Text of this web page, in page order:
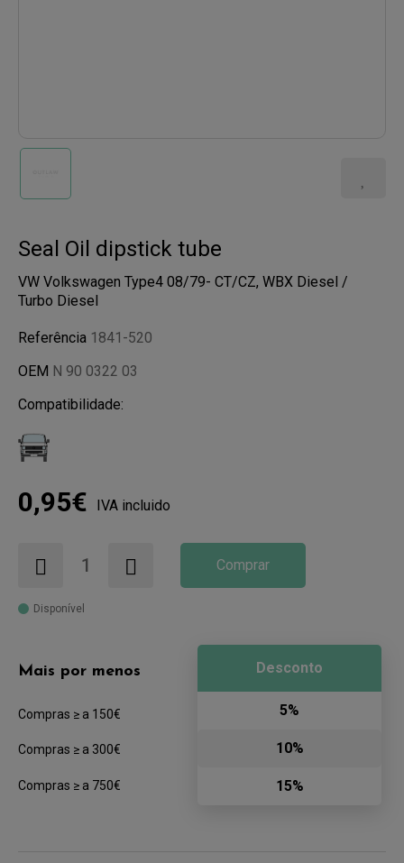
Seal Oil dipstick tube
VW Volkswagen Type4 08/79- CT/CZ, WBX Diesel /
Turbo Diesel
Referência 1841-520
OEM N 90 0322 03
Compatibilidade:
0,95€ IVA incluido
Comprar
Disponível
Mais por menos
Compras ≥ a 150€
Compras ≥ a 300€
Compras ≥ a 750€
Desconto
5%
10%
15%